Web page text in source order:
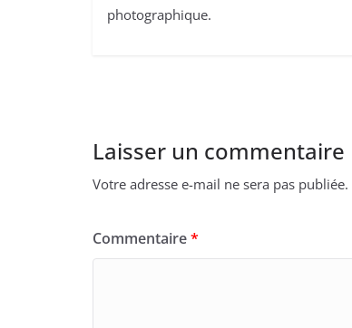
photographique.
Laisser un commentaire
Votre adresse e-mail ne sera pas publiée.
Commentaire*